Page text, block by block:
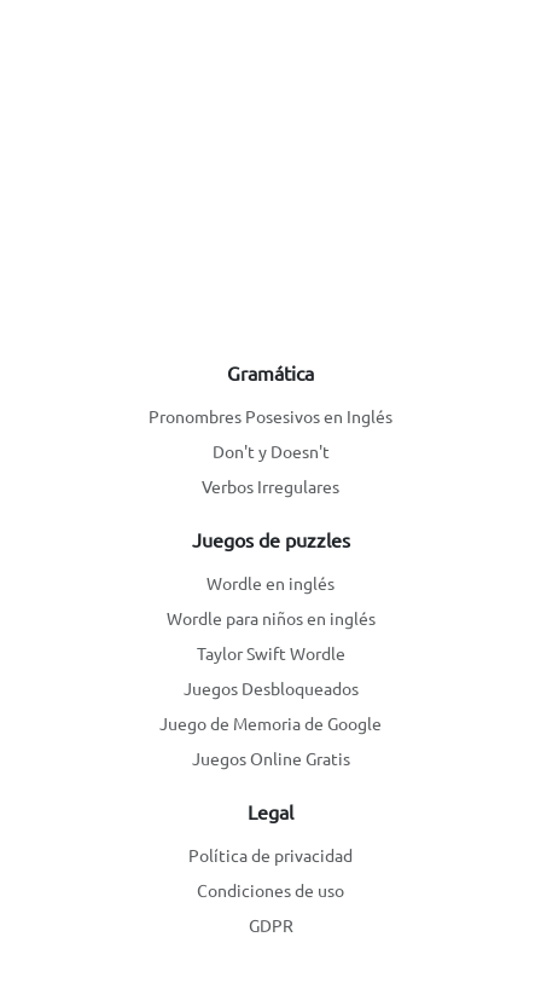
Gramática
Pronombres Posesivos en Inglés
Don't y Doesn't
Verbos Irregulares
Juegos de puzzles
Wordle en inglés
Wordle para niños en inglés
Taylor Swift Wordle
Juegos Desbloqueados
Juego de Memoria de Google
Juegos Online Gratis
Legal
Política de privacidad
Condiciones de uso
GDPR